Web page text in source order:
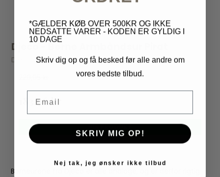
Djeco - Børne Armbåndsur Pirat
Djeco
183,96 kr
VIS PRODUKT
Børneurene fra Djeco er alle analoge, og er derfor rigtig
*GÆLDER KØB OVER 500KR OG IKKE
NEDSATTE VARER - KODEN ER GYLDIG I
10 DAGE
Skriv dig op og få besked før alle andre om
vores bedste tilbud.
Email
SKRIV MIG OP!
Nej tak, jeg ønsker ikke tilbud